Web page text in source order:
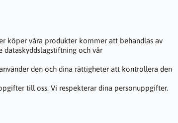
köper våra produkter kommer att behandlas av
dataskyddslagstiftning och vår
den och dina rättigheter att kontrollera den
till oss. Vi respekterar dina personuppgifter.